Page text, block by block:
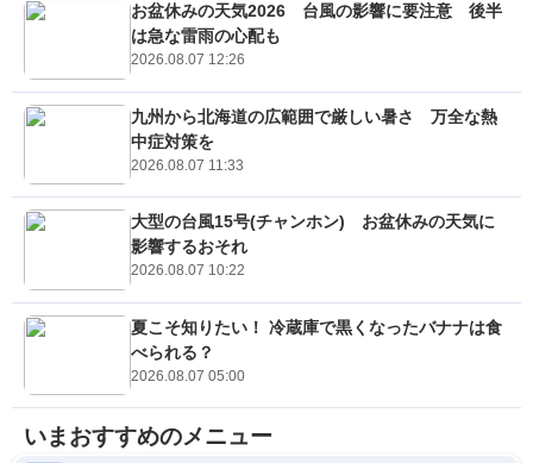
お盆休みの天気2026 台風の影響に要注意 後半
は急な雷雨の心配も
2026.08.07 12:26
九州から北海道の広範囲で厳しい暑さ 万全な熱
中症対策を
2026.08.07 11:33
大型の台風15号(チャンホン) お盆休みの天気に
影響するおそれ
2026.08.07 10:22
夏こそ知りたい！ 冷蔵庫で黒くなったバナナは食
べられる？
2026.08.07 05:00
いまおすすめのメニュー